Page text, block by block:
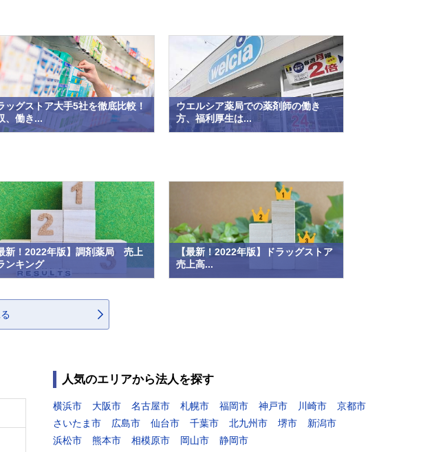
ッグストア大手5社を徹底比較！
、働き...
ウエルシア薬局での薬剤師の働き
方、福利厚生は...
新！2022年版】調剤薬局 売上
ンキング
【最新！2022年版】ドラッグストア
売上高...
人気のエリアから法人を探す
横浜市 大阪市 名古屋市 札幌市 福岡市 神戸市 川崎市
京都市
さいたま市
広島市 仙台市 千葉市 北九州市 堺市
新潟市
浜松市
熊本市 相模原市 岡山市 静岡市